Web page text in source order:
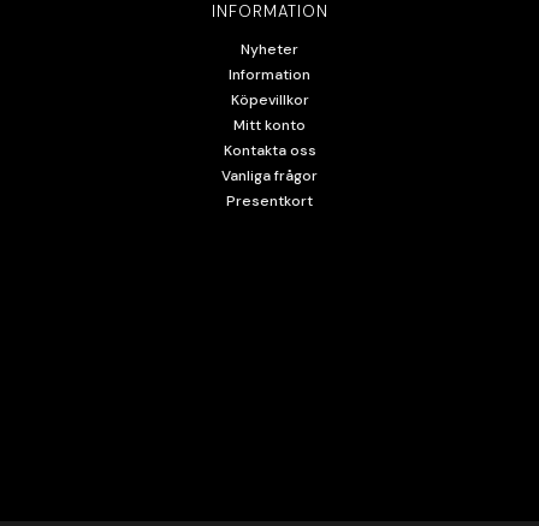
INFORMATION
Nyheter
Information
Köpevillkor
Mitt konto
Kontakta oss
Vanliga frågor
Presentkort